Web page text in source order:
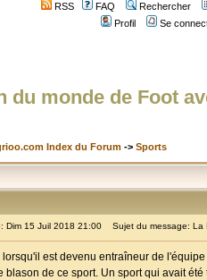
RSS FAQ
Rechercher
Profil
Se
du monde de Foot
Index du Forum -> Sports
Dim 15 Juil 2018 21:00 Sujet du message: La
lorsqu'il est devenu entraîneur de
blason de ce sport. Un sport qui avait